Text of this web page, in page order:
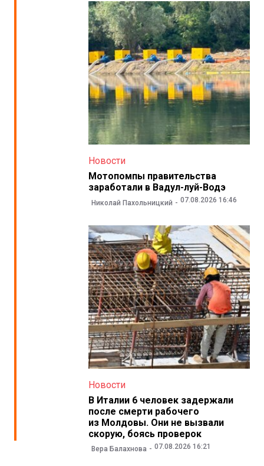
Новости
Мотопомпы правительства
заработали в Вадул-луй-Водэ
Николай Пахольницкий 07.08.2026 16:46
Новости
В Италии 6 человек задержали
после смерти рабочего
из Молдовы. Они не вызвали
скорую, боясь проверок
Вера Балахнова 07.08.2026 16:21